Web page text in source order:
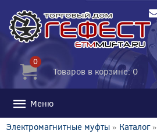
0
Товаров в корзине: 0
Меню
Электромагнитные муфты » Каталог»